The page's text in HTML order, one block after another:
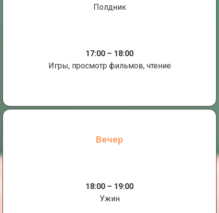
Полдник
17:00 – 18:00
Игры, просмотр фильмов, чтение
Вечер
18:00 – 19:00
Ужин